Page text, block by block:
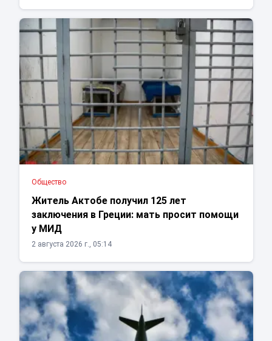
Общество
Житель Актобе получил 125 лет
заключения в Греции: мать просит помощи
у МИД
2 августа 2026 г., 05:14